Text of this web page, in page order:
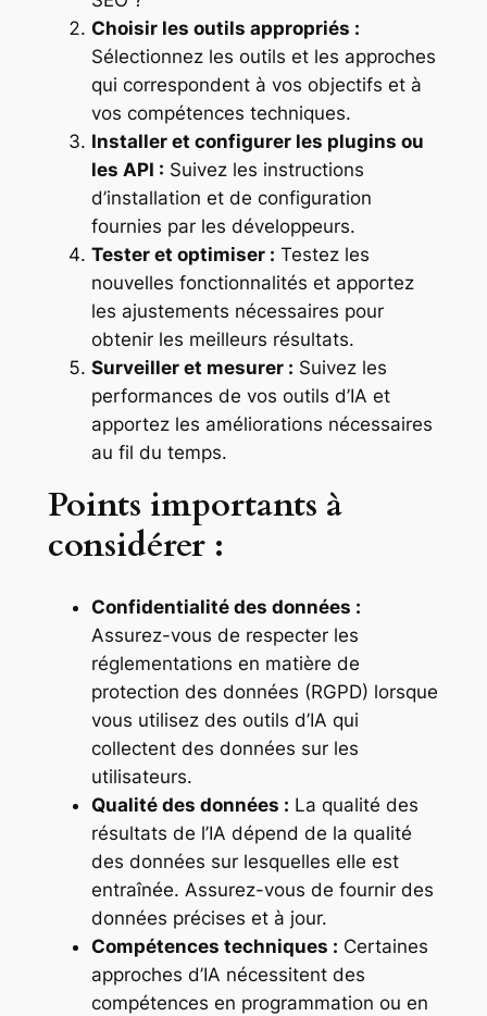
Choisir les outils appropriés :
Sélectionnez les outils et les approches
qui correspondent à vos objectifs et à
vos compétences techniques.
Installer et configurer les plugins ou
les API : Suivez les instructions
d’installation et de configuration
fournies par les développeurs.
Tester et optimiser : Testez les
nouvelles fonctionnalités et apportez
les ajustements nécessaires pour
obtenir les meilleurs résultats.
Surveiller et mesurer : Suivez les
performances de vos outils d’IA et
apportez les améliorations nécessaires
au fil du temps.
Points importants à
considérer :
Confidentialité des données :
Assurez-vous de respecter les
réglementations en matière de
protection des données (RGPD) lorsque
vous utilisez des outils d’IA qui
collectent des données sur les
utilisateurs.
Qualité des données : La qualité des
résultats de l’IA dépend de la qualité
des données sur lesquelles elle est
entraînée. Assurez-vous de fournir des
données précises et à jour.
Compétences techniques : Certaines
approches d’IA nécessitent des
compétences en programmation ou en